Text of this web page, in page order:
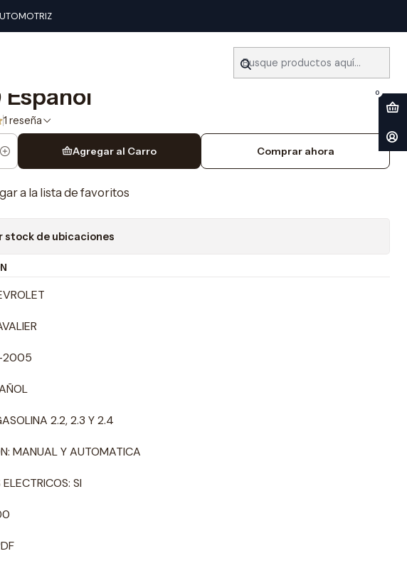
0
Cavalier (1995-2005) Español
De Taller Chevrolet Cavalier (1995-
1 reseña
Agregar al Carro Comprar ahora
a la lista de favoritos
stock de ubicaciones
2005
2.2, 2.3 Y 2.4
MANUAL Y AUTOMATICA
SI